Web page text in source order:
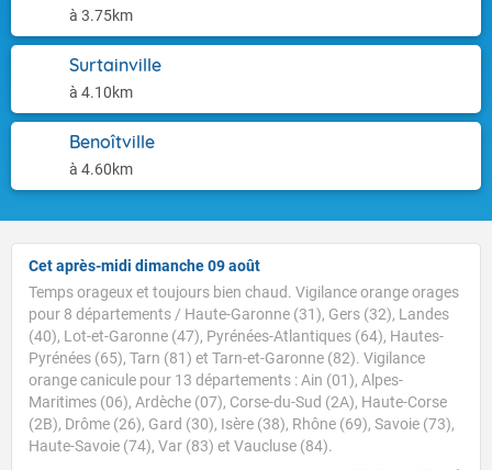
à 3.75km
Surtainville
à 4.10km
Benoîtville
à 4.60km
Cet après-midi dimanche 09 août
Temps orageux et toujours bien chaud. Vigilance orange orages
pour 8 départements / Haute-Garonne (31), Gers (32), Landes
(40), Lot-et-Garonne (47), Pyrénées-Atlantiques (64), Hautes-
Pyrénées (65), Tarn (81) et Tarn-et-Garonne (82). Vigilance
orange canicule pour 13 départements : Ain (01), Alpes-
Maritimes (06), Ardèche (07), Corse-du-Sud (2A), Haute-Corse
(2B), Drôme (26), Gard (30), Isère (38), Rhône (69), Savoie (73),
Haute-Savoie (74), Var (83) et Vaucluse (84).